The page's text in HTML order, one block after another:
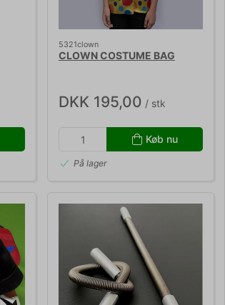
5321clown
CLOWN COSTUME BAG
DKK 195,00 / stk
Køb nu
På lager